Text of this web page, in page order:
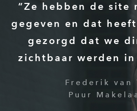
“Ze hebben de site
gegeven en dat
gezorgd dat we
zichtbaar werden
Frederik van
Puur